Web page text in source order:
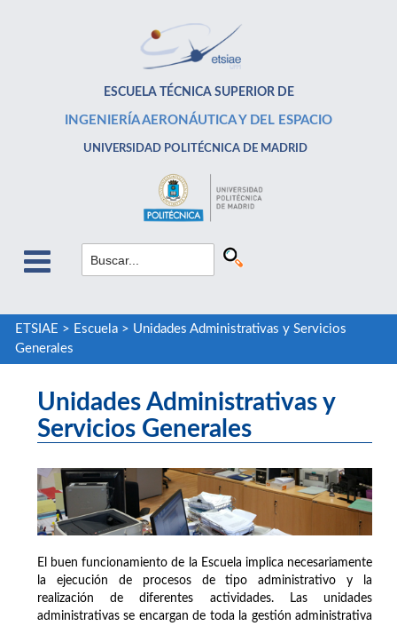
ESCUELA TÉCNICA SUPERIOR DE
INGENIERÍA AERONÁUTICA Y DEL ESPACIO
UNIVERSIDAD POLITÉCNICA DE MADRID
ETSIAE > Escuela> Unidades Administrativas y Servicios
Generales
Unidades Administrativas y
Servicios Generales
El buen funcionamiento de la Escuela implica necesariamente
la ejecución de procesos de tipo administrativo y la
realización de diferentes actividades. Las unidades
administrativas se encargan de toda la gestión administrativa